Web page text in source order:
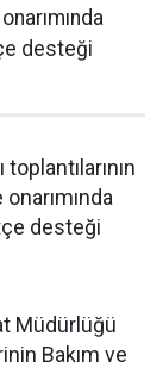
desteği
desteği
Müdürlüğü
Bakım ve